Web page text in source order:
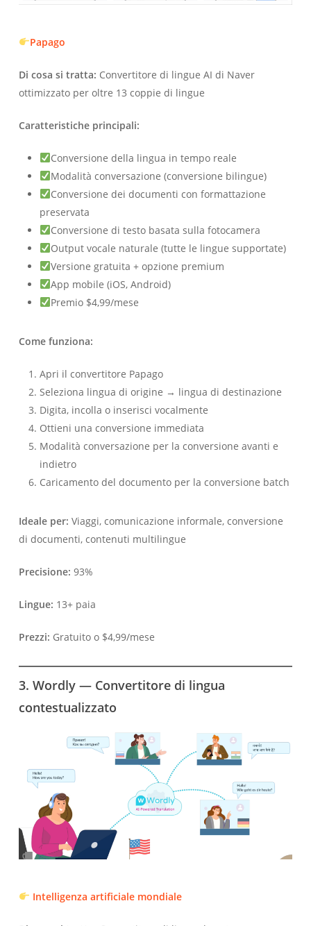
Papago
Di cosa si tratta: Convertitore di lingue AI di Naver
ottimizzato per oltre 13 coppie di lingue
Caratteristiche principali:
Conversione della lingua in tempo reale
Modalità conversazione (conversione bilingue)
Conversione dei documenti con formattazione
preservata
Conversione di testo basata sulla fotocamera
Output vocale naturale (tutte le lingue supportate)
Versione gratuita + opzione premium
App mobile (iOS, Android)
Premio $4,99/mese
Come funziona:
Apri il convertitore Papago
Seleziona lingua di origine → lingua di destinazione
Digita, incolla o inserisci vocalmente
Ottieni una conversione immediata
Modalità conversazione per la conversione avanti e
indietro
Caricamento del documento per la conversione batch
Ideale per: Viaggi, comunicazione informale, conversione
di documenti, contenuti multilingue
Precisione: 93%
Lingue: 13+ paia
Prezzi: Gratuito o $4,99/mese
3. Wordly — Convertitore di lingua
contestualizzato
Intelligenza artificiale mondiale